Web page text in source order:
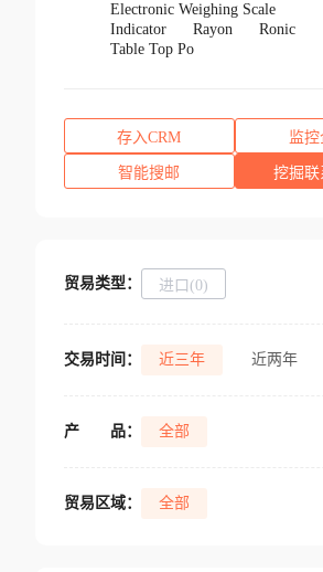
Electronic Weighing Scale
Indicator
Rayon
Ronic
Table Top Po
存入CRM 监控
智能搜邮 挖掘
贸易类型： 进口(0)
交易时间： 近三年 近两年
产 品： 全部
贸易区域： 全部